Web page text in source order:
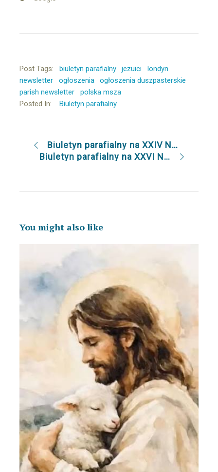
Post Tags: biuletyn parafialny jezuici
londyn
newsletter
ogłoszenia
ogłoszenia duszpasterskie
parish newsletter
polska msza
Posted In:
Biuletyn parafialny
Biuletyn parafialny na XXIV Niedzielę Zwykłą (15.9.2019)
Biuletyn parafialny na XXVI Niedzielę Zwykłą (29.9.2019)
You might also like